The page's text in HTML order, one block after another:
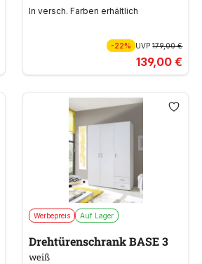
In versch. Farben erhältlich
-22% UVP179,00 €
139,00 €
Werbepreis Auf Lager
Drehtürenschrank BASE 3
weiß